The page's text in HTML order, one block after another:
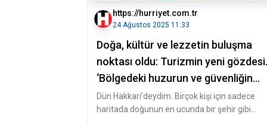
https://hurriyet.com.tr
24 Ağustos 2025 11:33
Doğa, kültür ve lezzetin buluşma
noktası oldu: Turizmin yeni
‘Bölgedeki huzurun ve güvenliğin
zirvede olduğunun göstergesi’
Dün Hakkari’deydim. Birçok kişi için sadece
haritada doğunun en ucunda bir şehir gibi